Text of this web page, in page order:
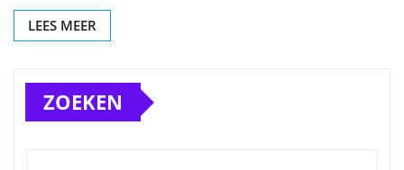
LEES MEER
ZOEKEN